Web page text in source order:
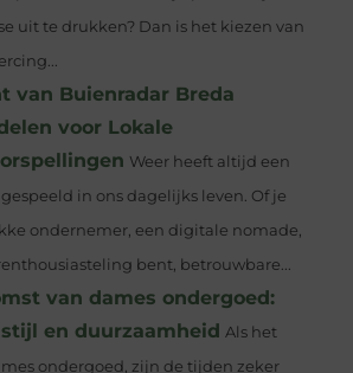
uit te drukken? Dan is het kiezen van
van Buienradar Breda
voor Lokale
Weer heeft altijd een
in ons dagelijks leven. Of je
ondernemer, een digitale nomade,
bent, betrouwbare...
van dames ondergoed:
en duurzaamheid Als het
ondergoed, zijn de tijden zeker